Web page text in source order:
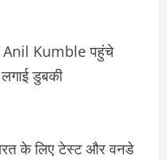
के लिए टेस्ट और वनडे